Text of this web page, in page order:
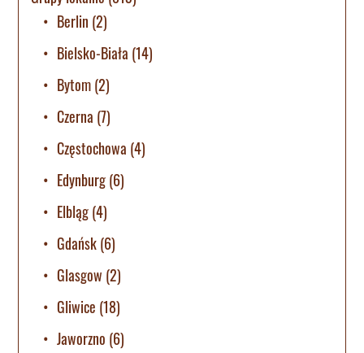
Berlin (2)
Bielsko-Biała (14)
Bytom(2)
Czerna (7)
Częstochowa (4)
Edynburg(6)
Elbląg(4)
Gdańsk(6)
Glasgow (2)
Gliwice (18)
Jaworzno (6)